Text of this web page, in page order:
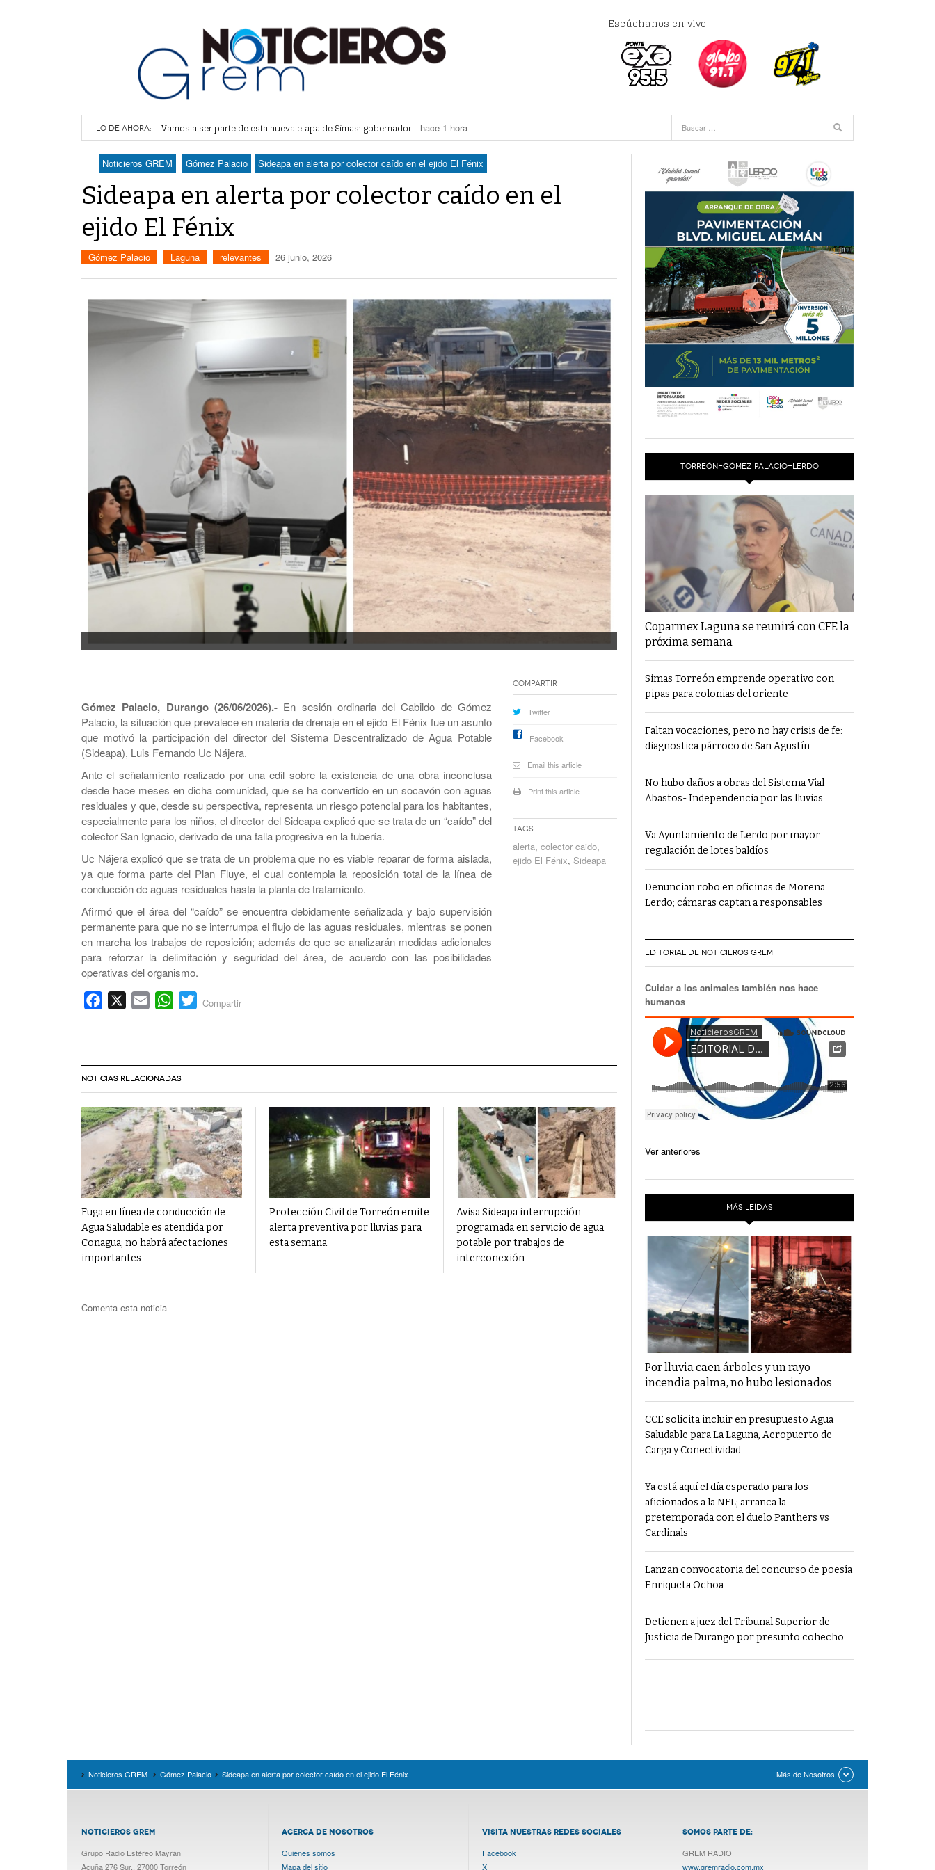
Escúchanos en vivo
LO DE AHORA: Lerdo recibe mayor dotación de Agua Saludable; van por red para comunidades rurales
Durango elegirá por insaculación y voto ciudadano a 50 jueces en 2028- hace 2 horas -
Denuncian robo en oficinas de Morena Lerdo; cámaras captan a responsables- hace 2 horas -
Va Ayuntamiento de Lerdo por mayor regulación de lotes baldíos- hace 2 horas -
Noticieros GREM Gómez Palacio Sideapa en alerta por colector caído en el ejido El Fénix
Sideapa en alerta por colector caído en el
ejido El Fénix
Gómez Palacio Laguna relevantes 26 junio, 2026
Gómez Palacio, Durango (26/06/2026).-En sesión ordinaria del Cabildo de Gómez
Palacio, la situación que prevalece en materia de drenaje en el ejido El Fénix fue un asunto
que motivó la participación del director del Sistema Descentralizado de Agua Potable
(Sideapa), Luis Fernando Uc Nájera.
Ante el señalamiento realizado por una edil sobre la existencia de una obra inconclusa
desde hace meses en dicha comunidad, que se ha convertido en un socavón con aguas
residuales y que, desde su perspectiva, representa un riesgo potencial para los habitantes,
especialmente para los niños, el director del Sideapa explicó que se trata de un “caído” del
colector San Ignacio, derivado de una falla progresiva en la tubería.
Uc Nájera explicó que se trata de un problema que no es viable reparar de forma aislada,
ya que forma parte del Plan Fluye, el cual contempla la reposición total de la línea de
conducción de aguas residuales hasta la planta de tratamiento.
Afirmó que el área del “caído” se encuentra debidamente señalizada y bajo supervisión
permanente para que no se interrumpa el flujo de las aguas residuales, mientras se ponen
en marcha los trabajos de reposición; además de que se analizarán medidas adicionales
para reforzar la delimitación y seguridad del área, de acuerdo con las posibilidades
operativas del organismo.
Facebook Email WhatsApp
Twitter
Compartir
Compartir
Twitter
Facebook
Email this article
Print this article
Tags
alerta, colector caido,
ejido El Fénix, Sideapa
NOTICIAS RELACIONADAS
Fuga en línea de conducción de
Agua Saludable es atendida por
Conagua; no habrá afectaciones
importantes
Protección Civil de Torreón emite
alerta preventiva por lluvias para
esta semana
Avisa Sideapa interrupción
programada en servicio de agua
potable por trabajos de
interconexión
Comenta esta noticia
TORREÓN-GÓMEZ PALACIO-LERDO
Coparmex Laguna se reunirá con CFE la
próxima semana
Simas Torreón emprende operativo con
pipas para colonias del oriente
Faltan vocaciones, pero no hay crisis de fe:
diagnostica párroco de San Agustín
No hubo daños a obras del Sistema Vial
Abastos- Independencia por las lluvias
Va Ayuntamiento de Lerdo por mayor
regulación de lotes baldíos
Denuncian robo en oficinas de Morena
Lerdo; cámaras captan a responsables
EDITORIAL DE NOTICIEROS GREM
Cuidar a los animales también nos hace
humanos
Ver anteriores
MÁS LEÍDAS
Por lluvia caen árboles y un rayo
incendia palma, no hubo lesionados
CCE solicita incluir en presupuesto Agua
Saludable para La Laguna, Aeropuerto de
Carga y Conectividad
Ya está aquí el día esperado para los
aficionados a la NFL; arranca la
pretemporada con el duelo Panthers vs
Cardinals
Lanzan convocatoria del concurso de poesía
Enriqueta Ochoa
Detienen a juez del Tribunal Superior de
Justicia de Durango por presunto cohecho
Noticieros GREM Gómez Palacio Sideapa en alerta por colector caído en el ejido El Fénix Más de Nosotros
NOTICIEROS GREM
Grupo Radio Estéreo Mayrán
Acuña 276 Sur., 27000 Torreón
ACERCA DE NOSOTROS
Quiénes somos
Mapa del sitio
VISITA NUESTRAS REDES SOCIALES
Facebook
X
SOMOS PARTE DE:
GREM RADIO
www.gremradio.com.mx